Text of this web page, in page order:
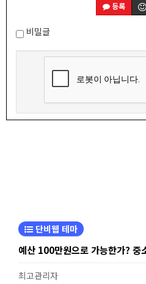
등록
비밀글
단비웹 테마
예산 100만원으로 가능한가?
최고관리자